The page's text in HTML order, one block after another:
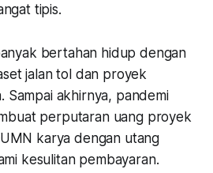
tipis.
bertahan hidup dengan
jalan tol dan proyek
Sampai akhirnya, pandemi
perputaran uang proyek
karya dengan utang
kesulitan pembayaran.